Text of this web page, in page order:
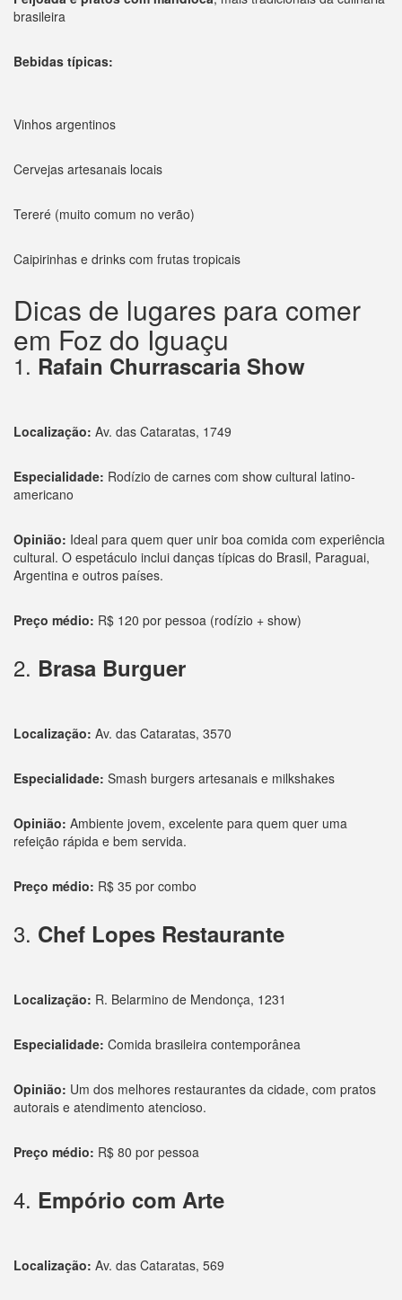
brasileira
Bebidas típicas:
Vinhos argentinos
Cervejas artesanais locais
Tereré (muito comum no verão)
Caipirinhas e drinks com frutas tropicais
Dicas de lugares para comer
em Foz do Iguaçu
1. Rafain Churrascaria Show
Localização: Av. das Cataratas, 1749
Especialidade: Rodízio de carnes com show cultural latino-
americano
Opinião: Ideal para quem quer unir boa comida com experiência
cultural. O espetáculo inclui danças típicas do Brasil, Paraguai,
Argentina e outros países.
Preço médio: R$ 120 por pessoa (rodízio + show)
2. Brasa Burguer
Localização: Av. das Cataratas, 3570
Especialidade: Smash burgers artesanais e milkshakes
Opinião: Ambiente jovem, excelente para quem quer uma
refeição rápida e bem servida.
Preço médio: R$ 35 por combo
3. Chef Lopes Restaurante
Localização: R. Belarmino de Mendonça, 1231
Especialidade: Comida brasileira contemporânea
Opinião: Um dos melhores restaurantes da cidade, com pratos
autorais e atendimento atencioso.
Preço médio: R$ 80 por pessoa
4. Empório com Arte
Localização: Av. das Cataratas, 569